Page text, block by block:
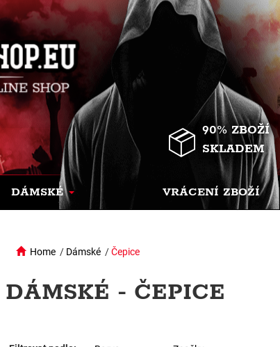
90% ZBOŽÍ
SKLADEM
DÁMSKÉ VRÁCENÍ ZBOŽÍ
Home / Dámské /Čepice
DÁMSKÉ - ČEPICE